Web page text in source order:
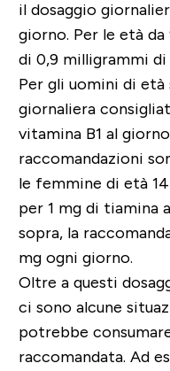
il dosaggio
giorno. Per le età da
di 0,9 milligrammi
Per gli uomini di età
giornaliera
vitamina B1 al
raccomandazioni
le femmine di età
per 1 mg di tiamina
sopra, la
mg ogni giorno.
Oltre a questi
ci sono alcune
potrebbe
raccomandata. Ad